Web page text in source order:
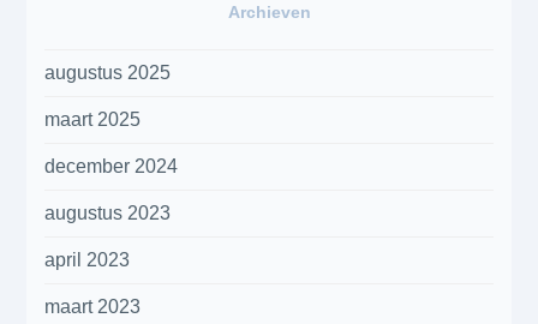
Archieven
augustus 2025
maart 2025
december 2024
augustus 2023
april 2023
maart 2023